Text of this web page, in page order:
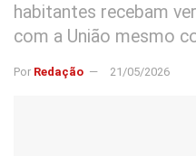
habitantes recebam
com a União mesmo
Por Redação 21/05/2026